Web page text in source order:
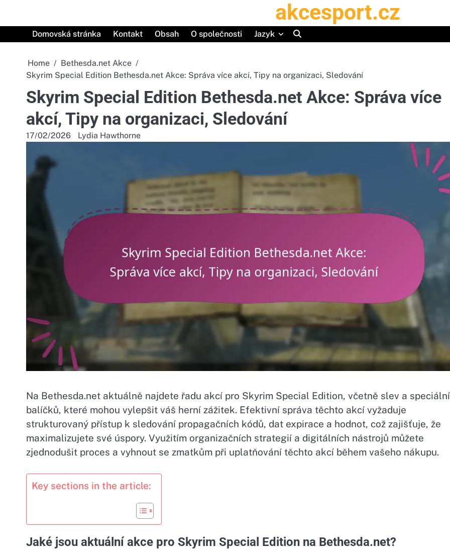
content
akcesport.cz
Domovská stránka Kontakt Obsah O společnosti Jazyk
Home
Bethesda.net Akce
Skyrim Special Edition Bethesda.net Akce: Správa více akcí, Tipy na organizaci, Sledování
Skyrim Special Edition Bethesda.net Akce: Správa více
akcí, Tipy na organizaci, Sledování
17/02/2026 Lydia Hawthorne
Na Bethesda.net aktuálně najdete řadu akcí pro Skyrim Special Edition, včetně slev a
balíčků, které mohou vylepšit váš herní zážitek. Efektivní správa těchto akcí vyžaduje
strukturovaný přístup k sledování propagačních kódů, dat expirace a hodnot, což zajišťuje, že
maximalizujete své úspory. Využitím organizačních strategií a digitálních nástrojů můžete
zjednodušit proces a vyhnout se zmatkům při uplatňování těchto akcí během vašeho nákupu.
Key sections in the article:
Jaké jsou aktuální akce pro Skyrim Special Edition na Bethesda.net?